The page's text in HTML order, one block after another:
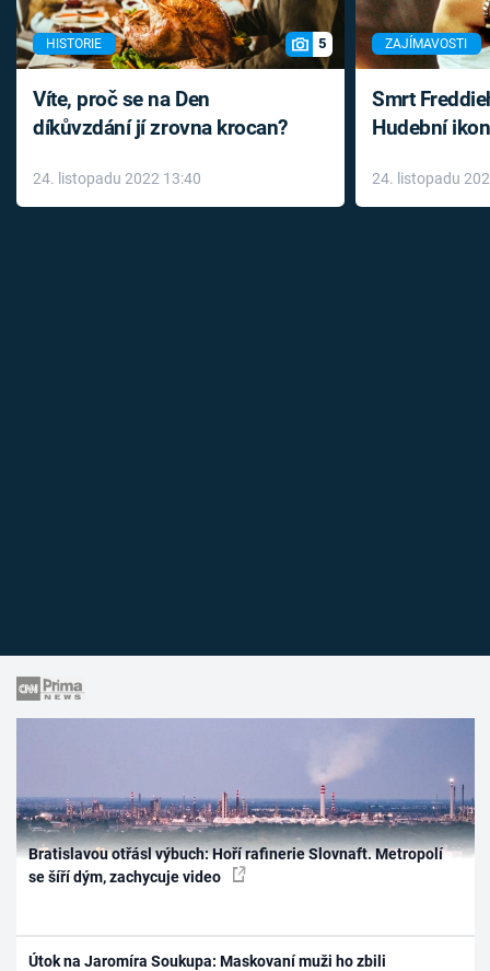
HISTORIE 5
Víte, proč se na Den
díkůvzdání jí zrovna krocan?
24. listopadu 2022 13:40
ZAJÍMAVOSTI
Smrt
Hudební
léky
24. listopadu
Bratislavou otřásl výbuch: Hoří rafinerie Slovnaft. Metropolí
se šíří dým, zachycuje video
Útok na Jaromíra Soukupa: Maskovaní muži ho zbili